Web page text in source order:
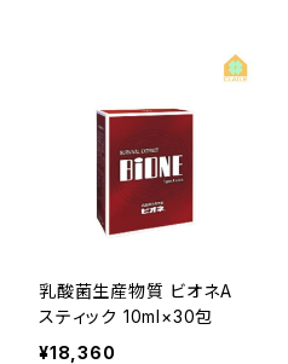
乳酸菌生産物質 ビオネA
スティック 10ml×30包
¥18,360